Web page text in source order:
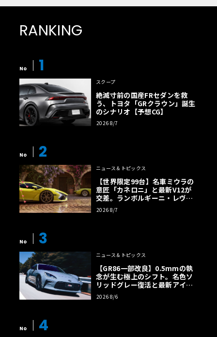
RANKING
No 1
スクープ
絶滅寸前の国産FRセダンを救
う、トヨタ「GRクラウン」誕生
のシナリオ【予想CG】
2026 8/7
No 2
ニュース＆トピックス
【世界限定99台】名車ミウラの
意匠「カネロニ」と最新V12が
交差。ランボルギーニ・レヴエ
ルトに60周年記念車が登場
2026 8/7
No 3
ニュース＆トピックス
【GR86一部改良】0.5mmの執
念が生む極上のシフト。名色ソ
リッドグレー復活と最新アイサ
イトでFRの極みへ
2026 8/6
No 4